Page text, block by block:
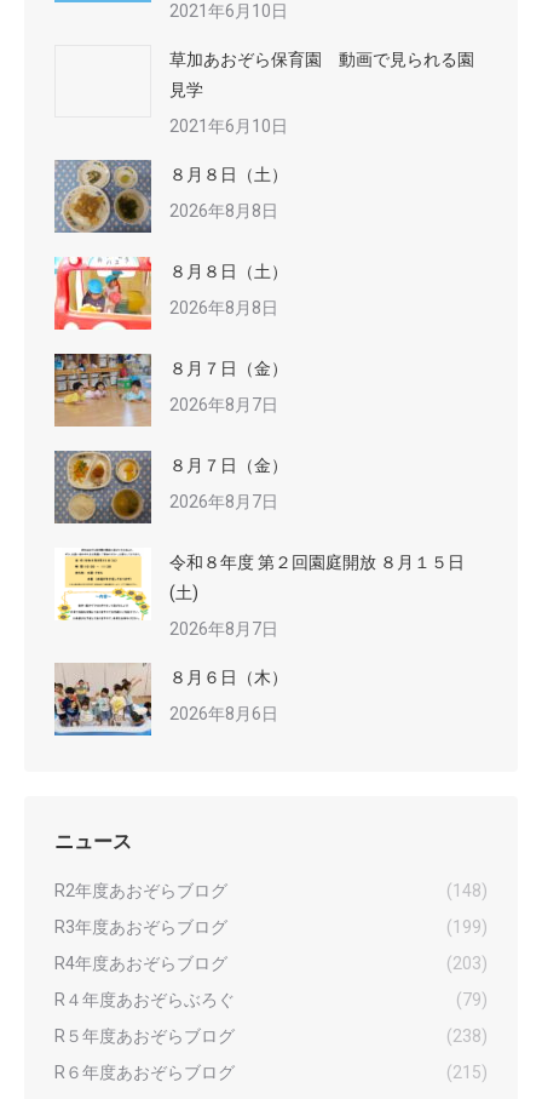
2021年6月10日
草加あおぞら保育園 動画で見られる園
見学
2021年6月10日
８月８日（土）
2026年8月8日
８月８日（土）
2026年8月8日
８月７日（金）
2026年8月7日
８月７日（金）
2026年8月7日
令和８年度 第２回園庭開放 ８月１５日
(土)
2026年8月7日
８月６日（木）
2026年8月6日
ニュース
R2年度あおぞらブログ
(148)
R3年度あおぞらブログ
(199)
R4年度あおぞらブログ
(203)
R４年度あおぞらぶろぐ
(79)
R５年度あおぞらブログ
(238)
R６年度あおぞらブログ
(215)